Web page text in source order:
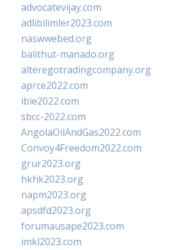
advocatevijay.com
adlibilimler2023.com
naswwebed.org
balithut-manado.org
alteregotradingcompany.org
aprce2022.com
ibie2022.com
sbcc-2022.com
AngolaOilAndGas2022.com
Convoy4Freedom2022.com
grur2023.org
hkhk2023.org
napm2023.org
apsdfd2023.org
forumausape2023.com
imkl2023.com